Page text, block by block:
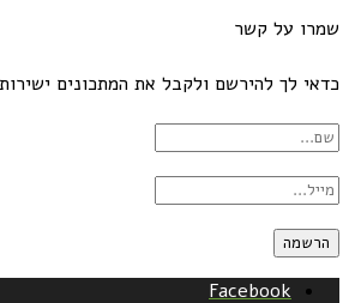
שמרו על קשר
כדאי לך להירשם ולקבל את המתכונים
Facebook